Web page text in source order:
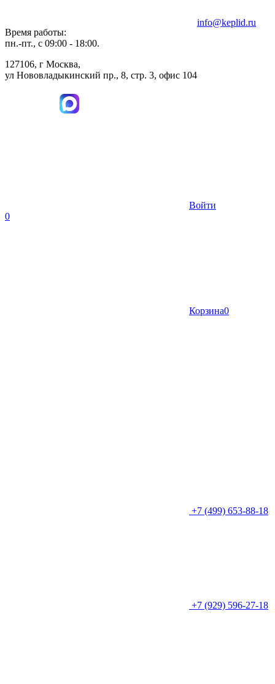
Время работы:
пн.-пт., с 09:00 - 18:00.
127106, г Москва,
ул Нововладыкинский пр., 8, стр. 3, офис 104
info@keplid.ru
Войти
0
Корзина0
+7 (499) 653-88-18
+7 (929) 596-27-18